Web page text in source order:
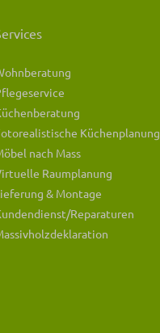
Küchenplanung
nach Mass
Raumplanung
& Montage
Reparaturen